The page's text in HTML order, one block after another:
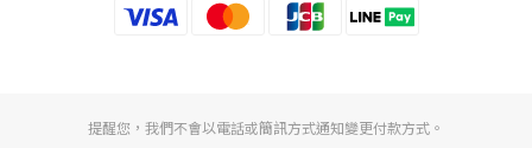
提醒您，我們不會以電話或簡訊方式通知變更付款方式。